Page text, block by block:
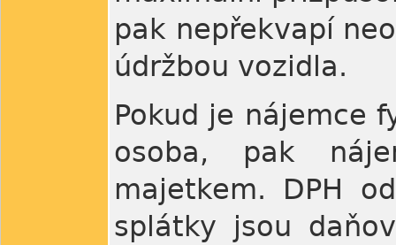
pak nepřekvapí
údržbou vozidla.
Pokud je nájemce
osoba, pak
majetkem. DPH
splátky jsou